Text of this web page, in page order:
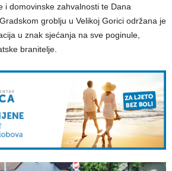
i domovinske zahvalnosti te Dana
groblju u Velikoj Gorici održana je
u znak sjećanja na sve poginule,
branitelje.